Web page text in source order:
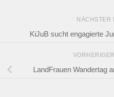
NÄCHSTER
KiJuB sucht engagierte
LandFrauen Wandertag